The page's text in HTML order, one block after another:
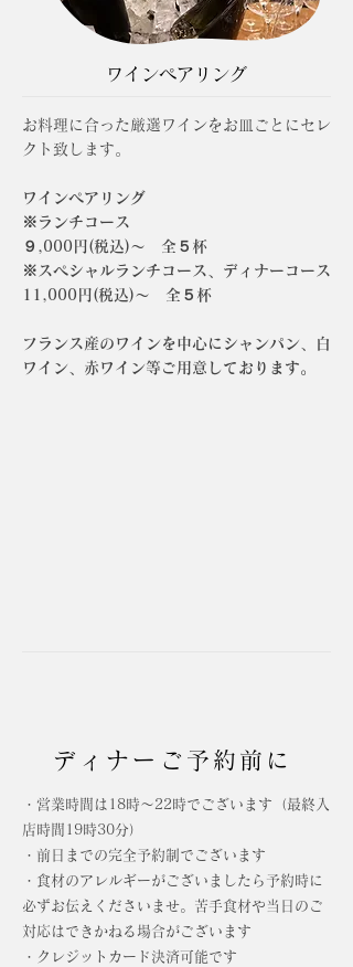
ワインペアリング
お料理に合った厳選ワインをお皿ごとにセレ
クト致します。
ワインペアリング
※ランチコース
９,000円(税込)～ 全５杯
※スペシャルランチコース、ディナーコース
11,000円(税込)～ 全５杯
フランス産のワインを中心にシャンパン、白
ワイン、赤ワイン等ご用意しております。
ディナーご予約前に
・営業時間は18時〜22時でございます（最終入
店時間19時30分）
・前日までの完全予約制でございます
・食材のアレルギーがございましたら予約時に
必ずお伝えくださいませ。苦手食材や 当日のご
対応はできかねる場合がございます
・クレジットカード決済可能です